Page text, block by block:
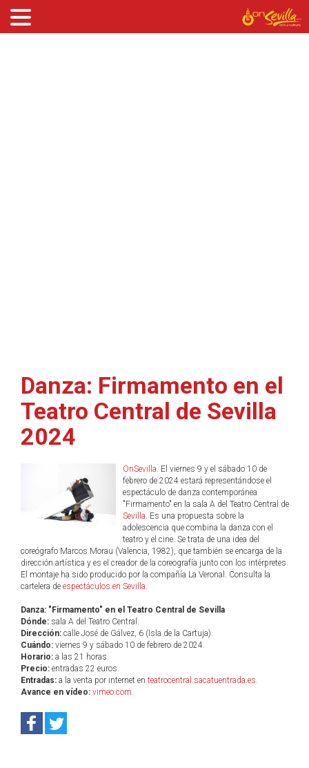
Danza: Firmamento en el
Teatro Central de Sevilla
2024
OnSevilla. El viernes 9 y el sábado 10 de
febrero de 2024 estará representándose el
espectáculo de danza contemporánea
"Firmamento" en la sala A del Teatro Central de
Sevilla. Es una propuesta sobre la
adolescencia que combina la danza con el
teatro y el cine. Se trata de una idea del
coreógrafo Marcos Morau (Valencia, 1982), que también se encarga de la
dirección artística y es el creador de la coreografía junto con los intérpretes.
El montaje ha sido producido por la compañía La Veronal. Consulta la
cartelera de espectáculos en Sevilla.
Danza: "Firmamento" en el Teatro Central de Sevilla
Dónde: sala A del Teatro Central.
Dirección: calle José de Gálvez, 6 (Isla de la Cartuja).
Cuándo: viernes 9 y sábado 10 de febrero de 2024.
Horario: a las 21 horas.
Precio: entradas 22 euros.
Entradas: a la venta por internet en teatrocentral.sacatuentrada.es.
Avance en vídeo: vimeo.com.